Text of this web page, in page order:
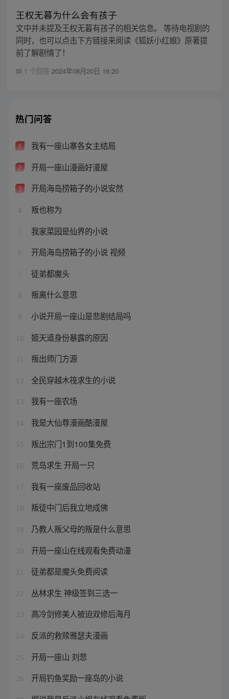
王权无暮为什么会有孩子
文中并未提及王权无暮有孩子的相关信息。 等待电视剧的
同时，也可以点击下方链接来阅读《狐妖小红娘》原著提
前了解剧情了！
1 个回答 2024年08月20日 16:20
热门问答
1 我有一座山寨各女主结局
2 开局一座山漫画好漫屋
3 开局海岛捞箱子的小说安然
4 叛也称为
5 我家菜园是仙界的小说
6 开局海岛捞箱子的小说 视频
7 徒弟都魔头
8 叛离什么意思
9 小说开局一座山是悲剧结局吗
10 姬天道身份暴露的原因
叛出师门方源
12 全民穿越木筏求生的小说
13 我有一座农场
14 我是大仙尊漫画酷漫屋
15 叛出宗门1到100集免费
16 荒岛求生 开局一只
17 我有一座废品回收站
18 叛徒中门后我立地成佛
19 乃教人叛父母的叛是什么意思
20 开局一座山在线观看免费动漫
21 徒弟都是魔头免费阅读
22 丛林求生 神级签到三选一
23 高冷剑修美人被迫双修后海月
24 反派的救赎雅瑟夫漫画
25 开局一座山 刘悲
26 开局钓鱼奖励一座岛的小说